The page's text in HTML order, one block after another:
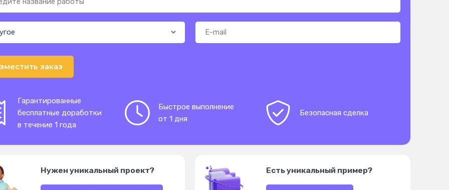
заказ
Гарантированные
бесплатные доработки
в течение 1 года
Быстрое выполнение
от 1 дня
Безопасная сделка
Нужен уникальный проект? Есть уникальный пример?